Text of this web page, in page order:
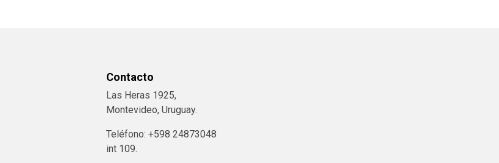
Contacto
Las Heras 1925,
Montevideo, Uruguay.
Teléfono: +598 24873048
int 109.